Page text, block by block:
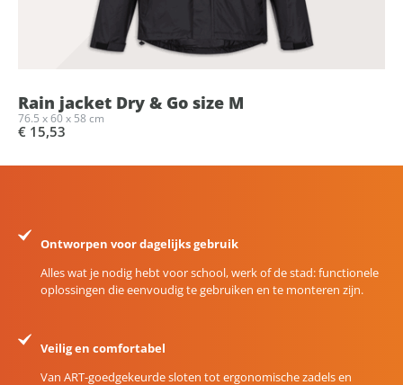
Rain jacket Dry & Go size M
76.5 x 60 x 58 cm
€ 15,53
Ontworpen voor dagelijks gebruik
Alles wat je nodig hebt voor school, werk of de stad: functionele
oplossingen die eenvoudig te gebruiken en te monteren zijn.
Veilig en comfortabel
Van ART-goedgekeurde sloten tot ergonomische zadels en